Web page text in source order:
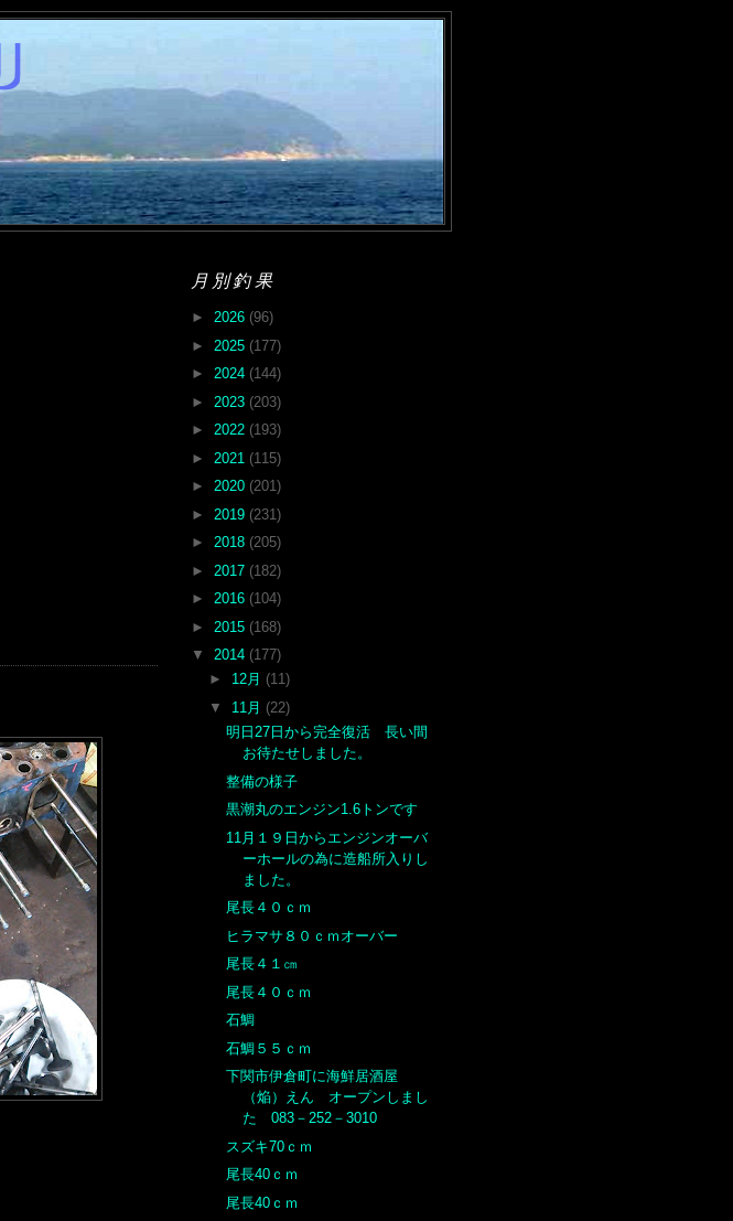
月別釣果
► 2026 (96)
► 2025 (177)
► 2024 (144)
► 2023 (203)
► 2022 (193)
► 2021 (115)
► 2020 (201)
► 2019 (231)
► 2018 (205)
► 2017 (182)
► 2016 (104)
► 2015 (168)
▼ 2014 (177)
► 12月 (11)
▼ 11月 (22)
明日27日から完全復活 長い間
お待たせしました。
整備の様子
黒潮丸のエンジン1.6トンです
11月１９日からエンジンオーバ
ーホールの為に造船所入りし
ました。
尾長４０ｃｍ
ヒラマサ８０ｃｍオーバー
尾長４１㎝
尾長４０ｃｍ
石鯛
石鯛５５ｃｍ
下関市伊倉町に海鮮居酒屋
（焔）えん オープンしまし
た 083－252－3010
スズキ70ｃｍ
尾長40ｃｍ
尾長40ｃｍ